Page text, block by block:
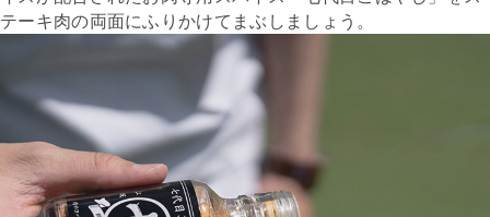
テーキ肉の両面にふりかけてまぶしましょう。